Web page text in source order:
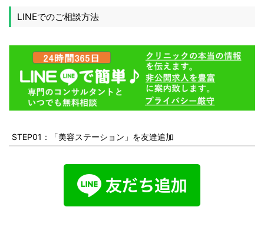
LINEでのご相談方法
STEP01：「美容ステーション」を友達追加